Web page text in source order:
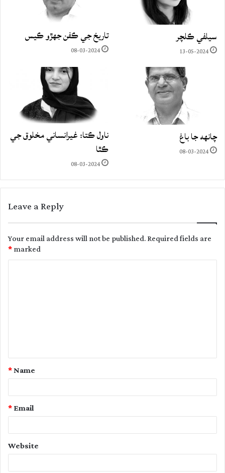
سيلفي ڪلچر
13-05-2024
تاريخ جي ڪفن جھڙو ڪيس
08-03-2024
چانهه جا باغ
08-03-2024
ناول ڪتا: غيرانساني مخلوق جي
ڪٿا
08-03-2024
Leave a Reply
Your email address will not be published.Required fields are
marked
*
t
Name
*
Email
*
Website